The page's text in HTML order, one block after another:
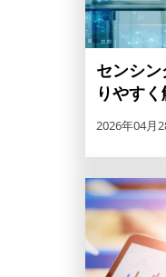
センシ
りやす
2026年04月